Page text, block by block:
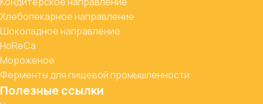
Хлебопекарное направление
Шоколадное направление
HoReCa
Мороженое
Ферменты для пищевой промышленности
Полезные ссылки